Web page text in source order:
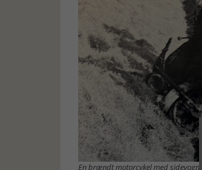
En brændt motorcykel med